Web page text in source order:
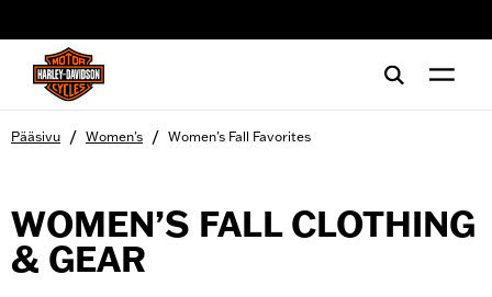
Pääsivu / Women's / Women's Fall Favorites
WOMEN’S FALL CLOTHING
& GEAR